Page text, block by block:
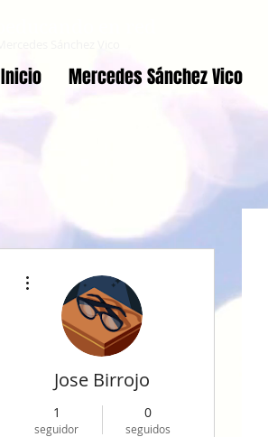
Inicio Mercedes Sánchez Vico
Jose Birrojo
1
seguidor
0
seguidos